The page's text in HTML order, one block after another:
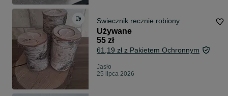
Swiecznik recznie robiony
Używane
55 zł
61,19 zł z Pakietem Ochronnym
Jasło
25 lipca 2026